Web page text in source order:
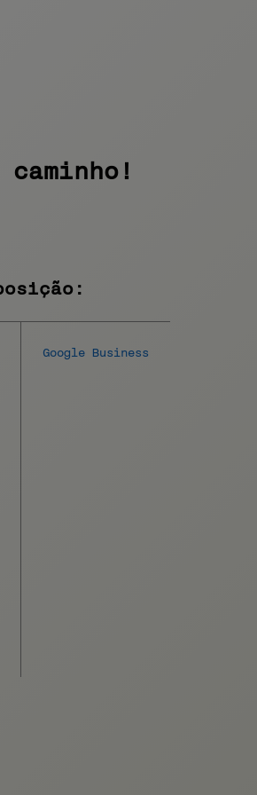
Google Business